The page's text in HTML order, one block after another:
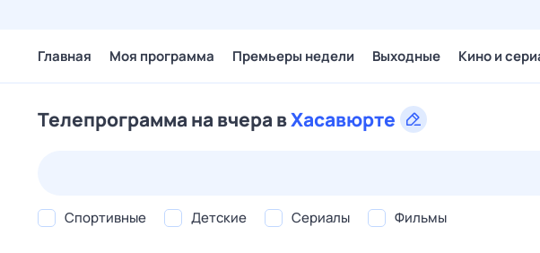
Главная Моя программа Премьеры недели Выходные Кино и
Телепрограмма на вчера вХасавюрте
Спортивные Детские Сериалы Фильмы